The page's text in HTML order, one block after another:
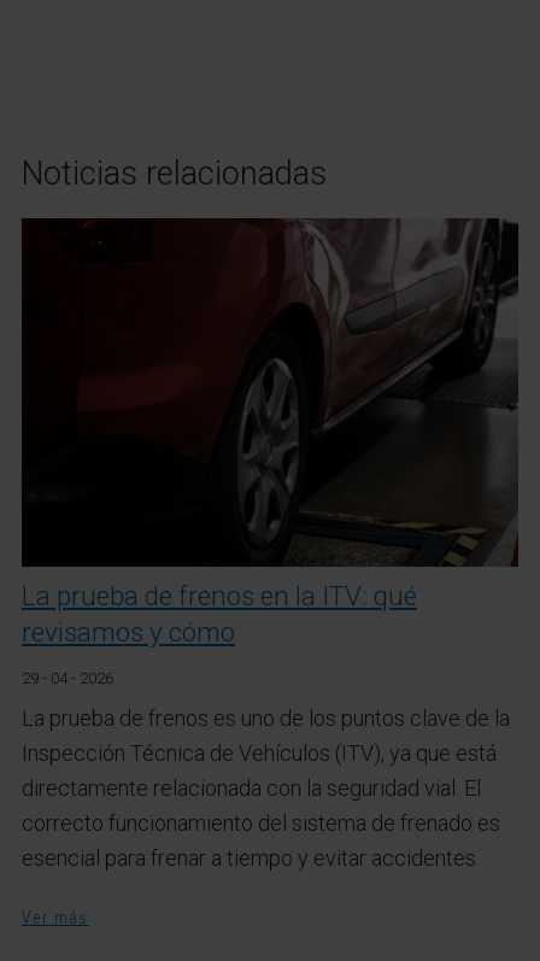
Noticias relacionadas
La prueba de frenos en la ITV: qué
revisamos y cómo
29 - 04 - 2026
La prueba de frenos es uno de los puntos clave de la
Inspección Técnica de Vehículos (ITV), ya que está
directamente relacionada con la seguridad vial. El
correcto funcionamiento del sistema de frenado es
esencial para frenar a tiempo y evitar accidentes.
Ver más